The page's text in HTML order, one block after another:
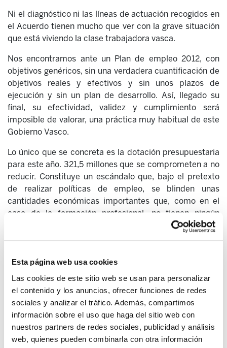
Esta página web usa cookies
Las cookies de este sitio web se usan para personalizar
el contenido y los anuncios, ofrecer funciones de redes
sociales y analizar el tráfico. Además, compartimos
información sobre el uso que haga del sitio web con
nuestros partners de redes sociales, publicidad y análisis
web, quienes pueden combinarla con otra información
Ni el diagnóstico ni las líneas de actuación recogidos en
el Acuerdo tienen mucho que ver con la grave situación
que está viviendo la clase trabajadora vasca.
Nos encontramos ante un Plan de empleo 2012, con
objetivos genéricos, sin una verdadera cuantificación de
objetivos reales y efectivos y sin unos plazos de
ejecución y sin un plan de desarrollo. Así, llegado su
final, su efectividad, validez y cumplimiento será
imposible de valorar, una práctica muy habitual de este
Gobierno Vasco.
Lo único que se concreta es la dotación presupuestaria
para este año. 321,5 millones que se comprometen a no
reducir. Constituye un escándalo que, bajo el pretexto
de realizar políticas de empleo, se blinden unas
cantidades económicas importantes que, como en el
caso de la formación profesional, no tienen ningún
problema en autoadjudicarse para que las patronales y
del acuerdo: repartirse el pastel entre los participantes
de la mal llamada mesa de diálogo social, para la
ejecución de las funciones propias de Lanbide. Un
Lanbide que a día de hoy no funciona de manera
efectiva, que tiene verdaderos problemas de
organización, con un personal que desconoce los planes
adoptados en la Mesa de D.S y por ende las funciones y